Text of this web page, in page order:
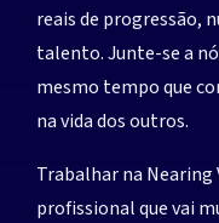
reais de progressão,
talento. Junte-se a
mesmo tempo que
na vida dos outros.
Trabalhar na Nearing
profissional que vai